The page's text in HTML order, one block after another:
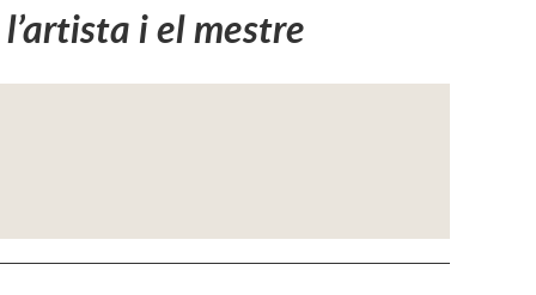
i el mestre